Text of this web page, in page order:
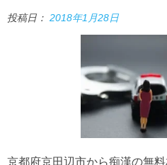
投稿日： 2018年1月28日
京都府京田辺市から痴漢の無